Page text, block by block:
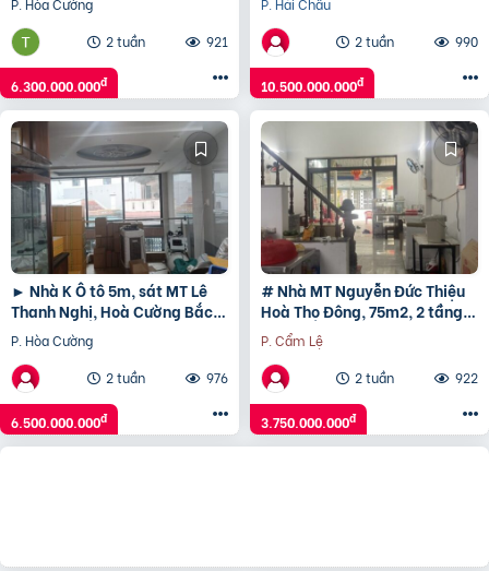
Giá chỉ 6,3 tỷ.
P. Hòa Cường
2 tuần
921
6.300.000.000đ
tầng, 10.x tỷ
P. Hải Châu
2 tuần
990
10.500.000.000đ
► Nhà K Ô tô 5m, sát MT Lê
Thanh Nghị, Hoà Cường Bắc,
84m2, 5 tầng, 6.x tỷ
P. Hòa Cường
2 tuần
976
6.500.000.000đ
# Nhà MT Nguyễn Đức Thiệu
Hoà Thọ Đông, 75m2, 2 tầng,
kinh Doanh 3.x tỷ
P. Cẩm Lệ
2 tuần
922
3.750.000.000đ